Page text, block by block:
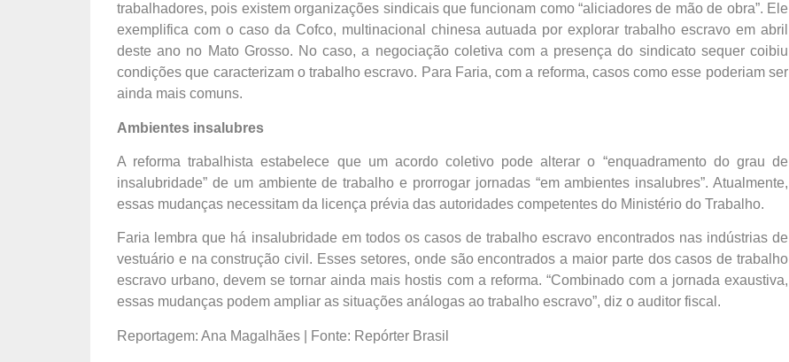
trabalhadores, pois existem organizações sindicais que funcionam como “aliciadores de mão de obra”. Ele
exemplifica com o caso da Cofco, multinacional chinesa autuada por explorar trabalho escravo em abril
deste ano no Mato Grosso. No caso, a negociação coletiva com a presença do sindicato sequer coibiu
condições que caracterizam o trabalho escravo. Para Faria, com a reforma, casos como esse poderiam ser
ainda mais comuns.
Ambientes insalubres
A reforma trabalhista estabelece que um acordo coletivo pode alterar o “enquadramento do grau de
insalubridade” de um ambiente de trabalho e prorrogar jornadas “em ambientes insalubres”. Atualmente,
essas mudanças necessitam da licença prévia das autoridades competentes do Ministério do Trabalho.
Faria lembra que há insalubridade em todos os casos de trabalho escravo encontrados nas indústrias de
vestuário e na construção civil. Esses setores, onde são encontrados a maior parte dos casos de trabalho
escravo urbano, devem se tornar ainda mais hostis com a reforma. “Combinado com a jornada exaustiva,
essas mudanças podem ampliar as situações análogas ao trabalho escravo”, diz o auditor fiscal.
Reportagem: Ana Magalhães | Fonte: Repórter Brasil